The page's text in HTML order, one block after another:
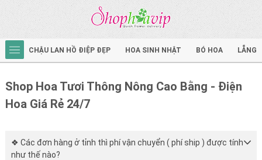
CHẬU LAN HỒ ĐIỆP ĐẸP HOA SINH NHẬT BÓ HOA LẴNG
Shop Hoa Tươi Thông Nông Cao Bằng - Điện
Hoa Giá Rẻ 24/7
❖ Các đơn hàng ở tỉnh thì phí vận chuyển ( phí ship ) được tính
như thế nào?